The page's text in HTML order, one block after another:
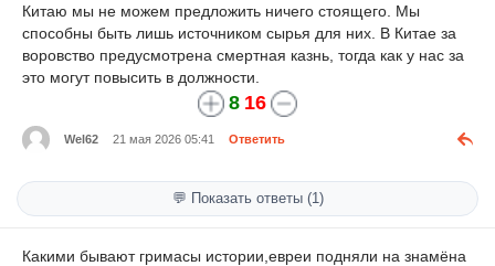
Китаю мы не можем предложить ничего стоящего. Мы
способны быть лишь источником сырья для них. В Китае за
воровство предусмотрена смертная казнь, тогда как у нас за
это могут повысить в должности.
8 16
Wel62 21 мая 2026 05:41 Ответить
💬 Показать ответы (1)
Какими бывают гримасы истории,евреи подняли на знамёна